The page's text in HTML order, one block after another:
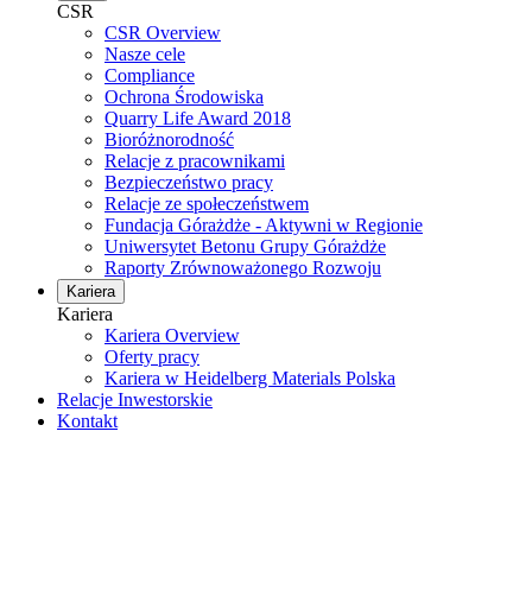
CSR
CSR Overview
Nasze cele
Compliance
Ochrona Środowiska
Quarry Life Award 2018
Bioróżnorodność
Relacje z pracownikami
Bezpieczeństwo pracy
Relacje ze społeczeństwem
Fundacja Górażdże - Aktywni w Regionie
Uniwersytet Betonu Grupy Górażdże
Raporty Zrównoważonego Rozwoju
Kariera
Kariera
Kariera Overview
Oferty pracy
Kariera w Heidelberg Materials Polska
Relacje Inwestorskie
Kontakt